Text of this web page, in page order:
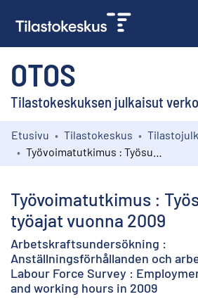
OTOS
Tilastokeskuksen julkaisut
Kokoelmat
Etusivu Tilastokeskus
Työvoimatutkimus :
työajat vuonna 2009
Arbetskraftsundersökning :
Anställningsförhållanden och
Labour Force Survey :
and working hours in 2009